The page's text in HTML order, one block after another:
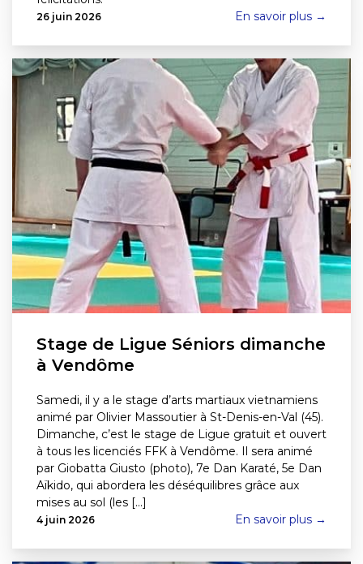
26 juin 2026 En savoir plus →
Stage de Ligue Séniors dimanche
à Vendôme
Samedi, il y a le stage d’arts martiaux vietnamiens
animé par Olivier Massoutier à St-Denis-en-Val (45).
Dimanche, c’est le stage de Ligue gratuit et ouvert
à tous les licenciés FFK à Vendôme. Il sera animé
par Giobatta Giusto (photo), 7e Dan Karaté, 5e Dan
Aïkido, qui abordera les déséquilibres grâce aux
mises au sol (les [...]
4 juin 2026 En savoir plus →